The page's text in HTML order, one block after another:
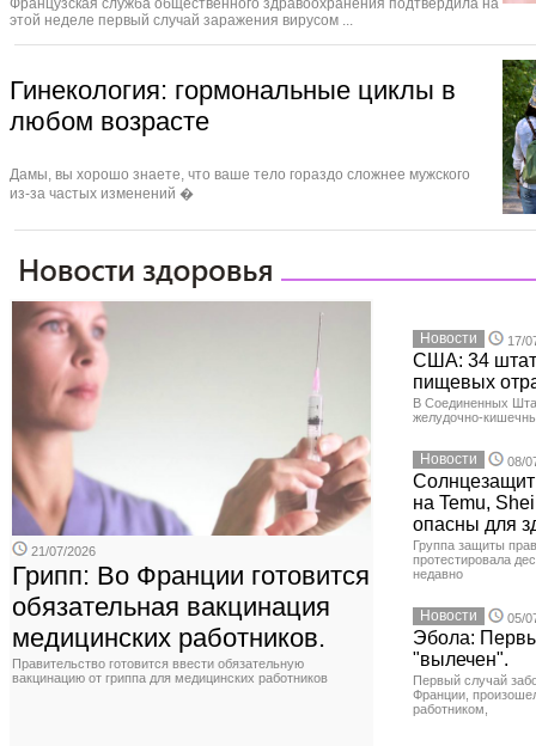
Французская служба общественного здравоохранения подтвердила на
этой неделе первый случай заражения вирусом ...
Гинекология: гормональные циклы в
любом возрасте
Дамы, вы хорошо знаете, что ваше тело гораздо сложнее мужского
из‑за частых изменений �
21/07/2026
Грипп: Во Франции готовится
обязательная вакцинация
медицинских работников.
Правительство готовится ввести обязательную
вакцинацию от гриппа для медицинских работников
Новости 17/
США: 34
пищевых
В Соединенных
желудочно-
Новости 08/
на Temu,
опасны для
Группа защиты
протестировала
недавно
Новости 05/
Эбола:
"вылечен".
Первый случай
Франции,
работником,